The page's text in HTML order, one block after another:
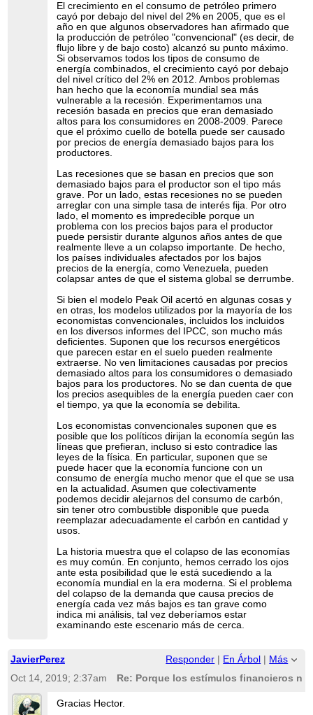
El crecimiento en el consumo de petróleo primero
cayó por debajo del nivel del 2% en 2005, que es el
año en que algunos observadores han afirmado que
la producción de petróleo "convencional" (es decir, de
flujo libre y de bajo costo) alcanzó su punto máximo.
Si observamos todos los tipos de consumo de
energía combinados, el crecimiento cayó por debajo
del nivel crítico del 2% en 2012. Ambos problemas
han hecho que la economía mundial sea más
vulnerable a la recesión. Experimentamos una
recesión basada en precios que eran demasiado
altos para los consumidores en 2008-2009. Parece
que el próximo cuello de botella puede ser causado
por precios de energía demasiado bajos para los
productores.
Las recesiones que se basan en precios que son
demasiado bajos para el productor son el tipo más
grave. Por un lado, estas recesiones no se pueden
arreglar con una simple tasa de interés fija. Por otro
lado, el momento es impredecible porque un
problema con los precios bajos para el productor
puede persistir durante algunos años antes de que
realmente lleve a un colapso importante. De hecho,
los países individuales afectados por los bajos
precios de la energía, como Venezuela, pueden
colapsar antes de que el sistema global se derrumbe.
Si bien el modelo Peak Oil acertó en algunas cosas y
en otras, los modelos utilizados por la mayoría de los
economistas convencionales, incluidos los incluidos
en los diversos informes del IPCC, son mucho más
deficientes. Suponen que los recursos energéticos
que parecen estar en el suelo pueden realmente
extraerse. No ven limitaciones causadas por precios
demasiado altos para los consumidores o demasiado
bajos para los productores. No se dan cuenta de que
los precios asequibles de la energía pueden caer con
el tiempo, ya que la economía se debilita.
Los economistas convencionales suponen que es
posible que los políticos dirijan la economía según las
líneas que prefieran, incluso si esto contradice las
leyes de la física. En particular, suponen que se
puede hacer que la economía funcione con un
consumo de energía mucho menor que el que se usa
en la actualidad. Asumen que colectivamente
podemos decidir alejarnos del consumo de carbón,
sin tener otro combustible disponible que pueda
reemplazar adecuadamente el carbón en cantidad y
usos.
La historia muestra que el colapso de las economías
es muy común. En conjunto, hemos cerrado los ojos
ante esta posibilidad que le está sucediendo a la
economía mundial en la era moderna. Si el problema
del colapso de la demanda que causa precios de
energía cada vez más bajos es tan grave como
indica mi análisis, tal vez deberíamos estar
examinando este escenario más de cerca.
JavierPerez Responder En Árbol
Más
Oct 14, 2019; 2:37am
Re: Porque los estímulos financieros
Gracias Hector.